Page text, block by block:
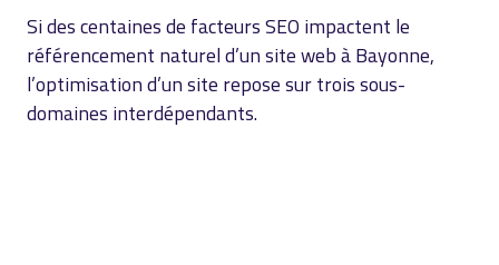
Si des centaines de facteurs SEO impactent le
référencement naturel d’un site web à Bayonne,
l’optimisation d’un site repose sur trois sous-
domaines interdépendants.